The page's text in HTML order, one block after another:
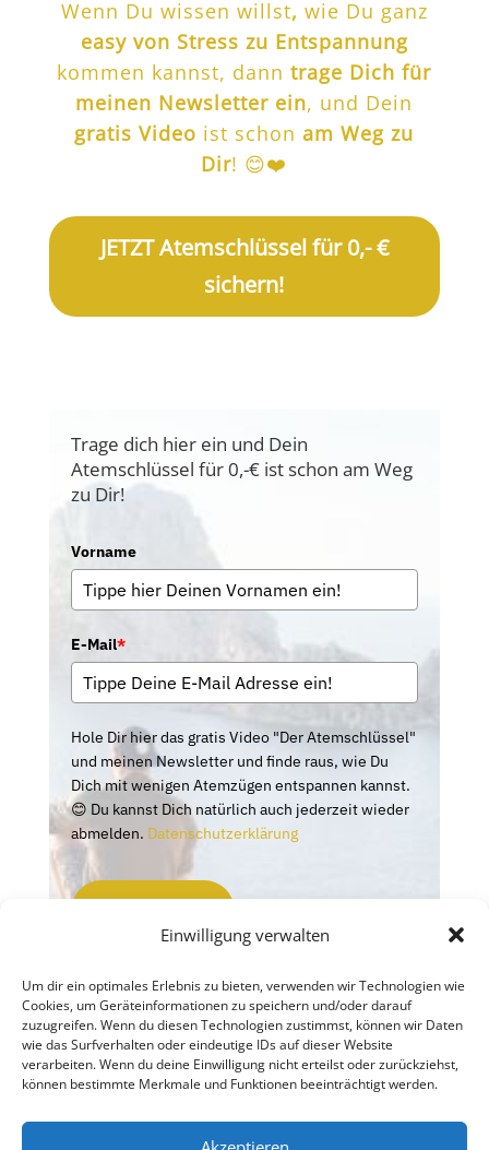
Einwilligung verwalten
Um dir ein optimales Erlebnis zu bieten, verwenden wir Technologien wie
Cookies, um Geräteinformationen zu speichern und/oder darauf
zuzugreifen. Wenn du diesen Technologien zustimmst, können wir Daten
wie das Surfverhalten oder eindeutige IDs auf dieser Website
verarbeiten. Wenn du deine Einwilligung nicht erteilst oder zurückziehst,
können bestimmte Merkmale und Funktionen beeinträchtigt werden.
Wenn Du wissen willst, wie Du ganz
easy von Stress zu Entspannung
kommen kannst, dann trage Dich für
meinen Newsletter ein, und Dein
gratis Video ist schonam Weg zu
Dir! 😊❤️
JETZT Atemschlüssel für 0,- €
sichern!
Trage dich hier ein und Dein
Atemschlüssel für 0,-€ ist schon am Weg
zu Dir!
Vorname
E-Mail*
Hole Dir hier das gratis Video "Der Atemschlüssel"
und meinen Newsletter und finde raus, wie Du
Dich mit wenigen Atemzügen entspannen kannst.
😊 Du kannst Dich natürlich auch jederzeit wieder
abmelden. Datenschutzerklärung
Marketing von
ActiveCampaign